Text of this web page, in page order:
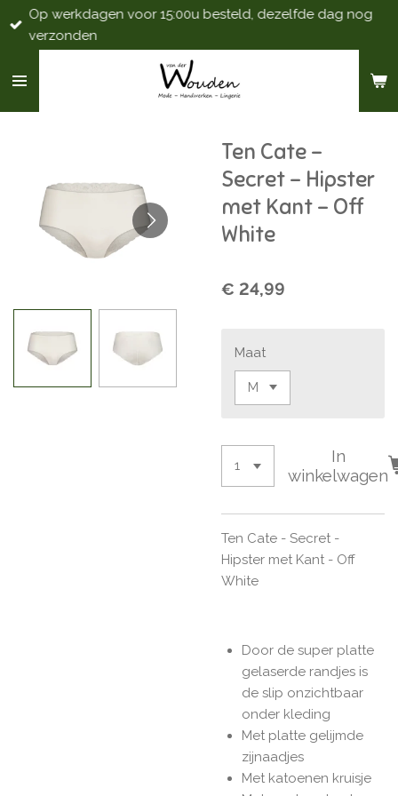
Ga
direct
de
Op werkdagen voor 15:00u besteld, dezelfde dag nog
verzonden
Ten Cate -
Secret - Hipster
met Kant - Off
White
€ 24,99
Maat
In
winkelwagen
Ten Cate - Secret -
Hipster met Kant - Off
White
Door de super platte
gelaserde randjes is
de slip onzichtbaar
onder kleding
Met platte gelijmde
zijnaadjes
Met katoenen kruisje